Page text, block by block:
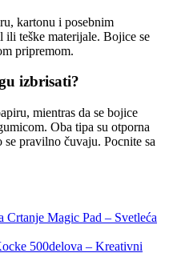
kartonu i posebnim
teške materijale. Bojice se
pripremom.
izbrisati?
mientras da se bojice
Oba tipa su otporna
pravilno čuvaju. Pocnite sa
Crtanje Magic Pad – Svetleća
500delova – Kreativni